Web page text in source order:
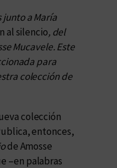
junto a María
al silencio, del
Mucavele. Este
para
colección de
colección
entonces,
de Amosse
–en palabras